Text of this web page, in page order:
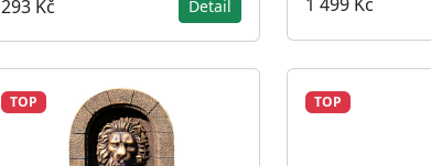
293 Kč Detail
TOP TOP